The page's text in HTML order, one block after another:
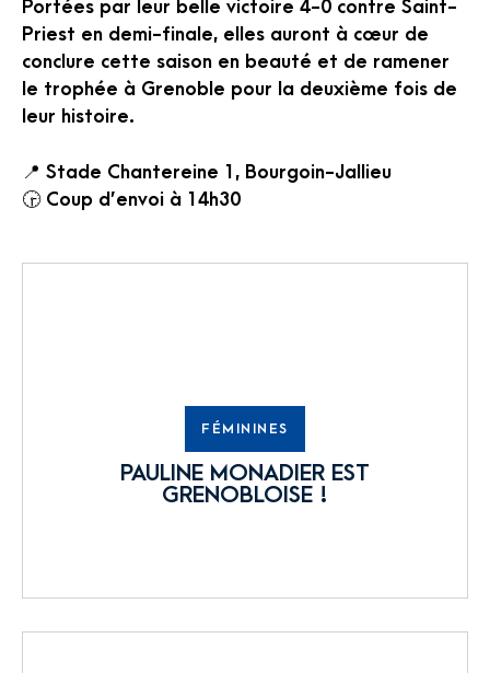
Portées par leur belle victoire 4-0 contre Saint-
Priest en demi-finale, elles auront à cœur de
conclure cette saison en beauté et de ramener
le trophée à Grenoble pour la deuxième fois de
leur histoire.
📍 Stade Chantereine 1, Bourgoin-Jallieu
🕞 Coup d’envoi à 14h30
FÉMININES
PAULINE MONADIER EST
GRENOBLOISE !